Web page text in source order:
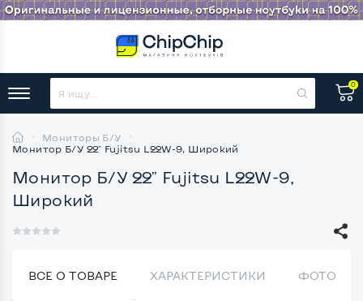
0
Мониторы Б/У
Монитор Б/У 22" Fujitsu L22W-9, Широкий
Монитор Б/У 22" Fujitsu L22W-9,
Широкий
ВСЕ О ТОВАРЕ ХАРАКТЕРИСТИКИ ФОТО